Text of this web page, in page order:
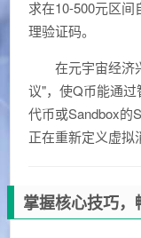
求在10-500元区
理验证码。
在元宇宙经济
议"，使Q币能通
代币或Sandbox的
正在重新定义虚拟
掌握核心技巧